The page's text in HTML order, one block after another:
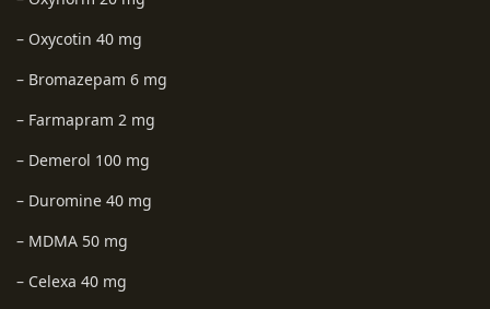
– Oxycotin 40 mg
– Bromazepam 6 mg
– Farmapram 2 mg
– Demerol 100 mg
– Duromine 40 mg
– MDMA 50 mg
– Celexa 40 mg